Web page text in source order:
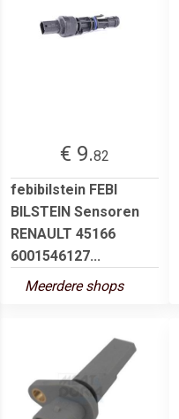
€ 9.82
febibilstein FEBI
BILSTEIN Sensoren
RENAULT 45166
6001546127...
Meerdere shops